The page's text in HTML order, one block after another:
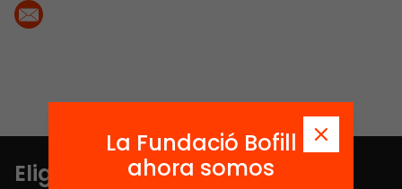
Elige equidad
La Fundació Bofill
ahora somos